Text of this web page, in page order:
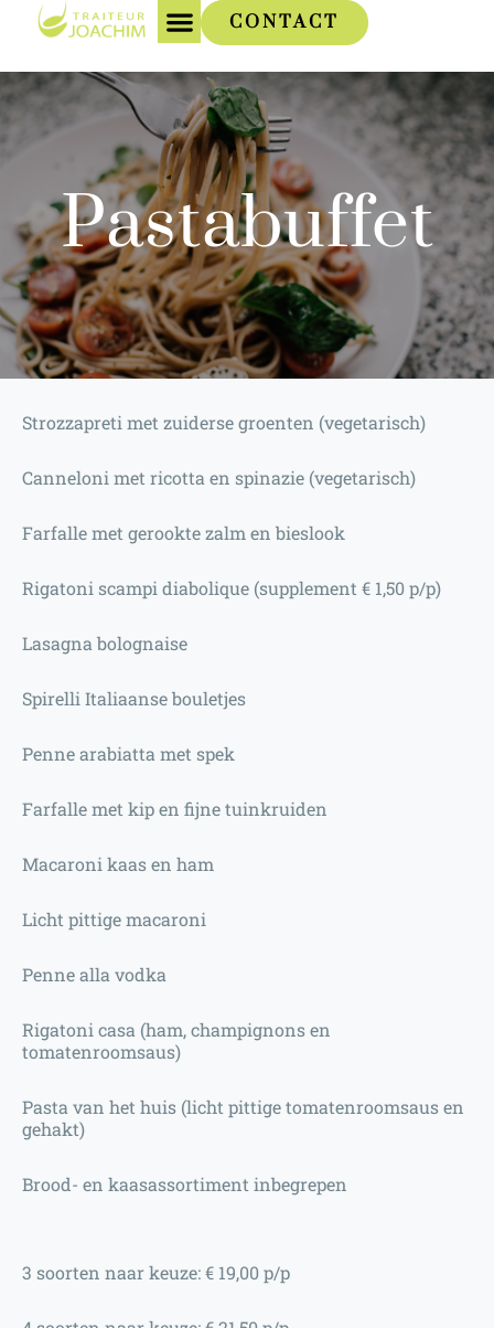
CONTACT
Pastabuffet
Strozzapreti met zuiderse groenten (vegetarisch)
Canneloni met ricotta en spinazie (vegetarisch)
Farfalle met gerookte zalm en bieslook
Rigatoni scampi diabolique (supplement € 1,50 p/p)
Lasagna bolognaise
Spirelli Italiaanse bouletjes
Penne arabiatta met spek
Farfalle met kip en fijne tuinkruiden
Macaroni kaas en ham
Licht pittige macaroni
Penne alla vodka
Rigatoni casa (ham, champignons en
tomatenroomsaus)
Pasta van het huis (licht pittige tomatenroomsaus en
gehakt)
Brood- en kaasassortiment inbegrepen
3 soorten naar keuze: € 19,00 p/p